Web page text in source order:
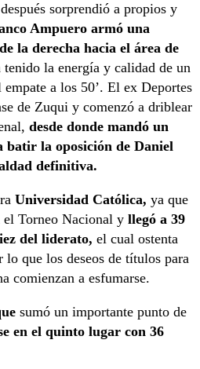
sorprendió a propios y
Ampuero armó una
la derecha hacia el área de
la energía y calidad de un
a los 50’. El ex Deportes
de Zuqui y comenzó a driblear
desde donde mandó un
batir la oposición de Daniel
definitiva.
Universidad Católica, ya que
Torneo Nacional y llegó a 39
del liderato, el cual ostenta
que los deseos de títulos para
comienzan a esfumarse.
sumó un importante punto de
en el quinto lugar con 36